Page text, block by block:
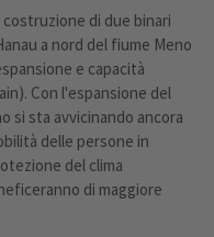
di due binari
a nord del fiume Meno
e capacità
Con l'espansione del
si sta avvicinando ancora
delle persone in
del clima
di maggiore